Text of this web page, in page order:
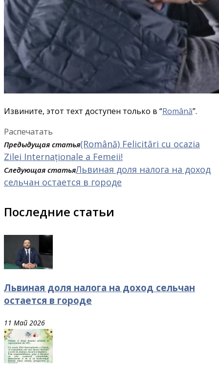
Извините, этот техт доступен только в “Română”.
Распечатать
Предыдущая статья(Română) Felicitări cu ocazia
Zilei Internaționale a Femeii!
Следующая статьяЛьвиная доля налога на доход
сельчан остается в городе
Последние статьи
Львиная доля налога на доход сельчан
остается в городе
11 Май 2026